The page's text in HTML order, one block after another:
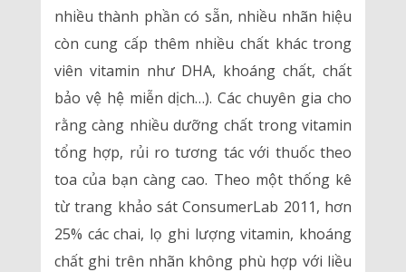
nhiều thành phần có sẵn, nhiều nhãn hiệu
còn cung cấp thêm nhiều chất khác trong
viên vitamin như DHA, khoáng chất, chất
bảo vệ hệ miễn dịch…). Các chuyên gia cho
rằng càng nhiều dưỡng chất trong vitamin
tổng hợp, rủi ro tương tác với thuốc theo
toa của bạn càng cao. Theo một thống kê
từ trang khảo sát ConsumerLab 2011, hơn
25% các chai, lọ ghi lượng vitamin, khoáng
chất ghi trên nhãn không phù hợp với liều